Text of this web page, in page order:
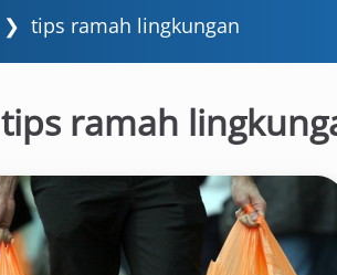
❯ tips ramah lingkungan
tips ramah